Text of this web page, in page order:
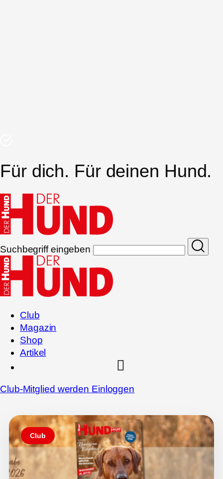
Für dich. Für deinen Hund.
Suchbegriff eingeben
Club
Magazin
Shop
Artikel
Club-Mitglied werden Einloggen
Club